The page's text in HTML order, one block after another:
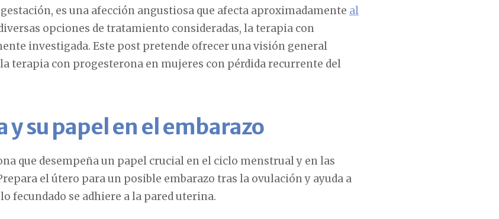
es una afección angustiosa que afecta aproximadamente al
opciones de tratamiento consideradas, la terapia con
investigada. Este post pretende ofrecer una visión general
terapia con progesterona en mujeres con pérdida recurrente del
y su papel en el embarazo
que desempeña un papel crucial en el ciclo menstrual y en las
el útero para un posible embarazo tras la ovulación y ayuda a
fecundado se adhiere a la pared uterina.